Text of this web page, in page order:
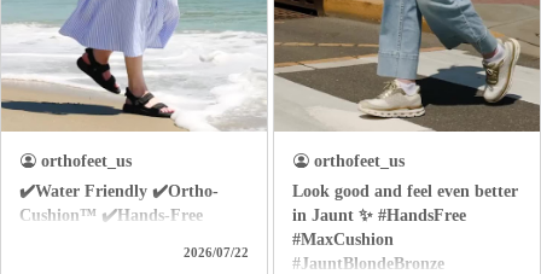
orthofeet_us
✔️Water Friendly ✔️Ortho-
Cushion™ ✔️Hands-Free
2026/07/22
orthofeet_us
Look good and feel even better
in Jaunt ✨ #HandsFree
#MaxCushion
#JauntBlondeBronze